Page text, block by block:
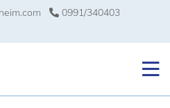
0991/340403